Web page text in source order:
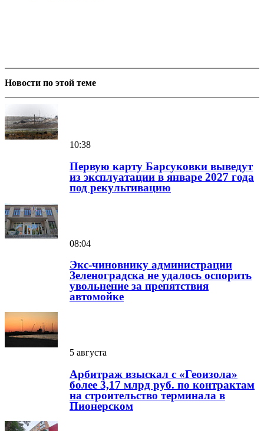
Новости по этой теме
10:38
Первую карту Барсуковки выведут
из эксплуатации в январе 2027 года
под рекультивацию
08:04
Экс-чиновнику администрации
Зеленоградска не удалось оспорить
увольнение за препятствия
автомойке
5 августа
Арбитраж взыскал с «Геоизола»
более 3,17 млрд руб. по контрактам
на строительство терминала в
Пионерском